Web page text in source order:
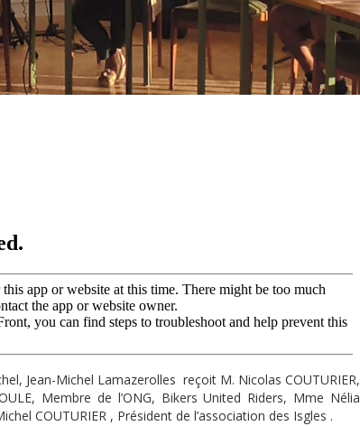
Jean-Michel Lamazerolles reçoit M. Nicolas COUTURIER,
Membre de l’ONG, Bikers United Riders, Mme Nélia
COUTURIER , Président de l’association des Isgles .